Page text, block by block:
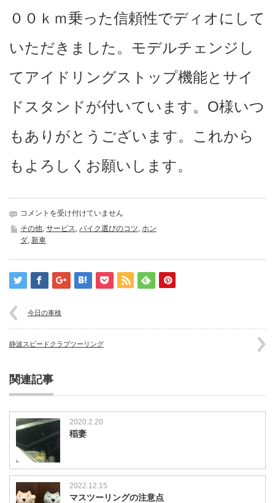
００ｋｍ乗った信頼性でディオにして
いただきました。モデルチェンジし
てアイドリングストップ機能とサイ
ドスタンドが付いています。O様いつ
もありがとうございます。これから
もよろしくお願いします。
乗
り
換
は
コメントを受け付けていません
その他 サービス バイク選びのコツ ホン
ダ 新車
今日の車検
静波スピードクラブツーリング
関連記事
2020.2.20
稲妻
2022.12.15
マスツーリングの注意点